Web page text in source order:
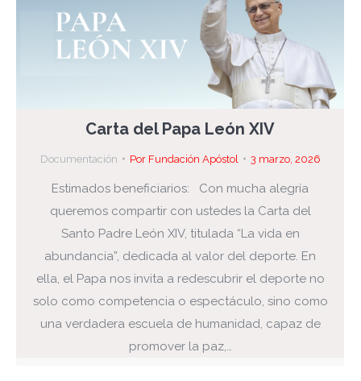
Carta del Papa León XIV
Documentación Por Fundación Apóstol 3 marzo, 2026
Estimados beneficiarios: Con mucha alegría
queremos compartir con ustedes la Carta del
Santo Padre León XIV, titulada “La vida en
abundancia”, dedicada al valor del deporte. En
ella, el Papa nos invita a redescubrir el deporte no
solo como competencia o espectáculo, sino como
una verdadera escuela de humanidad, capaz de
promover la paz,…